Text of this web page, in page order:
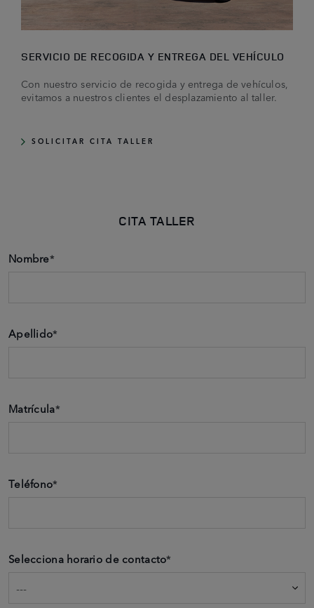
SERVICIO DE RECOGIDA Y ENTREGA DEL VEHÍCULO
Con nuestro servicio de recogida y entrega de vehículos,
evitamos a nuestros clientes el desplazamiento al taller.
SOLICITAR CITA TALLER
CITA TALLER
Nombre*
Apellido*
Matrícula*
Teléfono*
Selecciona horario de contacto*